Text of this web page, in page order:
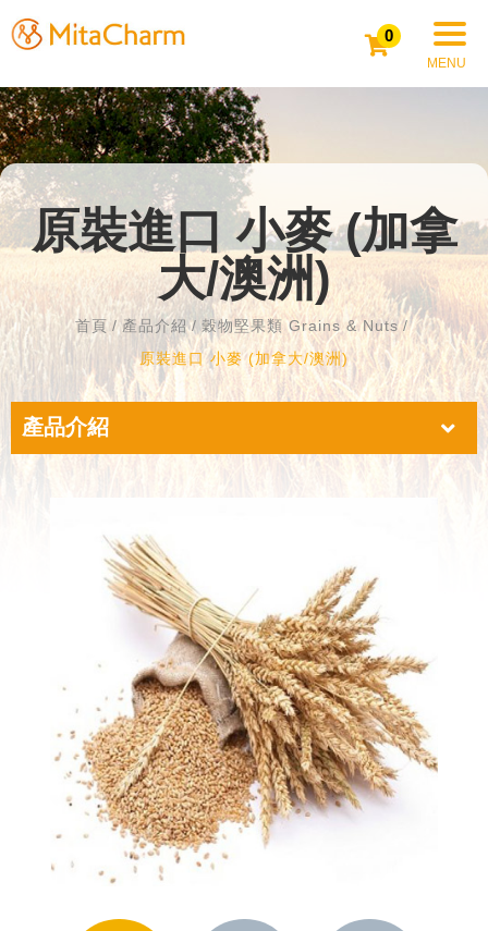
0
原裝進口 小麥 (加拿
大/澳洲)
首頁 產品介紹
穀物堅果類 Grains & Nuts
原裝進口 小麥 (加拿大/澳洲)
產品介紹